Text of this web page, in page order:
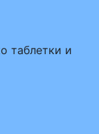
таблетки и